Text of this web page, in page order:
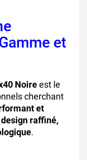
et
Noireest le
cherchant
et
design raffiné,
.